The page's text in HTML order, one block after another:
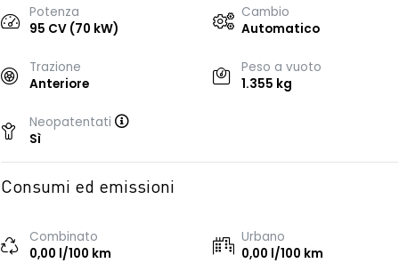
Potenza
95 CV (70 kW)
Cambio
Automatico
Trazione
Anteriore
Peso a vuoto
1.355 kg
Neopatentati
Sì
Consumi ed emissioni
Combinato
0,00 l/100 km
Urbano
0,00 l/100 km